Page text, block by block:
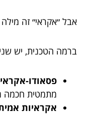
אבל ״אקראי״ זה
ברמה הטכנית, יש שני
פסאודו-
מתמטית חכמה
אקראיות